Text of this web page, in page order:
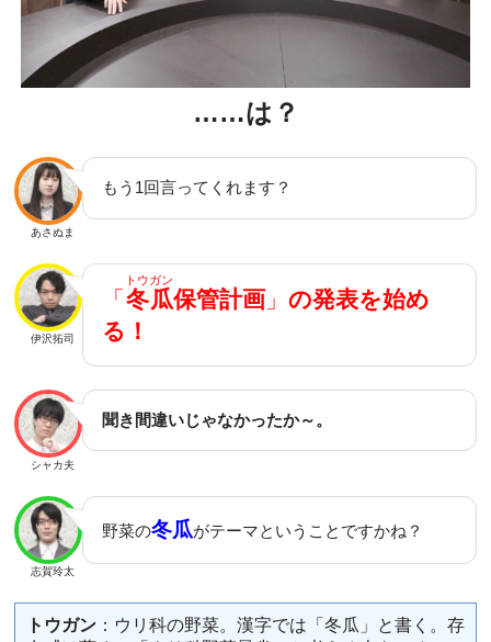
……は？
あさぬま
もう1回言ってくれます？
伊沢拓司
「 冬瓜
トウガン
保管計画 」の発表を始め
る！
シャカ夫
聞き間違いじゃなかったか～。
志賀玲太
野菜の冬瓜がテーマということですかね？
トウガン：ウリ科の野菜。漢字では「冬瓜」と書く。存